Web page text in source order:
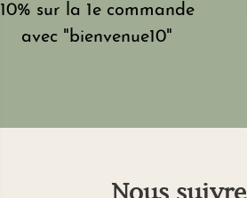
10% sur la 1e commande
avec "bienvenue10"
Nous suivre